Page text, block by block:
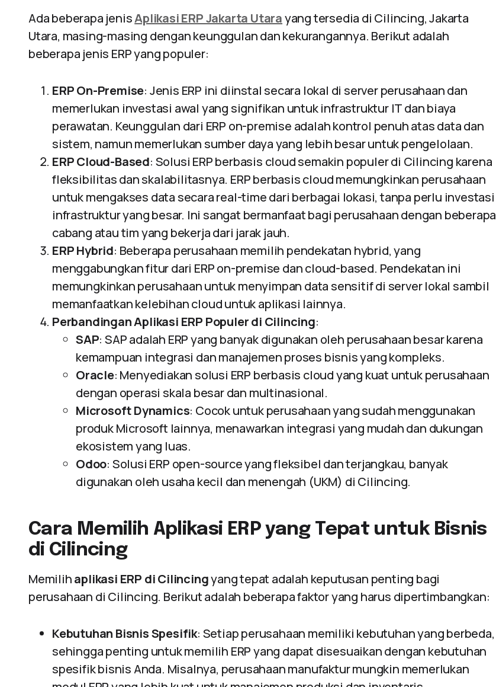
Ada beberapa jenisAplikasi ERP Jakarta Utarayang tersedia di Cilincing, Jakarta
Utara, masing-masing dengan keunggulan dan kekurangannya. Berikut adalah
beberapa jenis ERP yang populer:
ERP On-Premise: Jenis ERP ini diinstal secara lokal di server perusahaan dan
memerlukan investasi awal yang signifikan untuk infrastruktur IT dan biaya
perawatan. Keunggulan dari ERP on-premise adalah kontrol penuh atas data dan
sistem, namun memerlukan sumber daya yang lebih besar untuk pengelolaan.
ERP Cloud-Based: Solusi ERP berbasis cloud semakin populer di Cilincing karena
fleksibilitas dan skalabilitasnya. ERP berbasis cloud memungkinkan perusahaan
untuk mengakses data secara real-time dari berbagai lokasi, tanpa perlu investasi
infrastruktur yang besar. Ini sangat bermanfaat bagi perusahaan dengan beberapa
cabang atau tim yang bekerja dari jarak jauh.
ERP Hybrid: Beberapa perusahaan memilih pendekatan hybrid, yang
menggabungkan fitur dari ERP on-premise dan cloud-based. Pendekatan ini
memungkinkan perusahaan untuk menyimpan data sensitif di server lokal sambil
memanfaatkan kelebihan cloud untuk aplikasi lainnya.
Perbandingan Aplikasi ERP Populer di Cilincing:
SAP: SAP adalah ERP yang banyak digunakan oleh perusahaan besar karena
kemampuan integrasi dan manajemen proses bisnis yang kompleks.
Oracle: Menyediakan solusi ERP berbasis cloud yang kuat untuk perusahaan
dengan operasi skala besar dan multinasional.
Microsoft Dynamics: Cocok untuk perusahaan yang sudah menggunakan
produk Microsoft lainnya, menawarkan integrasi yang mudah dan dukungan
ekosistem yang luas.
Odoo: Solusi ERP open-source yang fleksibel dan terjangkau, banyak
digunakan oleh usaha kecil dan menengah (UKM) di Cilincing.
Cara Memilih Aplikasi ERP yang Tepat untuk Bisnis
di Cilincing
Memilihaplikasi ERP di Cilincingyang tepat adalah keputusan penting bagi
perusahaan di Cilincing. Berikut adalah beberapa faktor yang harus dipertimbangkan:
Kebutuhan Bisnis Spesifik: Setiap perusahaan memiliki kebutuhan yang berbeda,
sehingga penting untuk memilih ERP yang dapat disesuaikan dengan kebutuhan
spesifik bisnis Anda. Misalnya, perusahaan manufaktur mungkin memerlukan